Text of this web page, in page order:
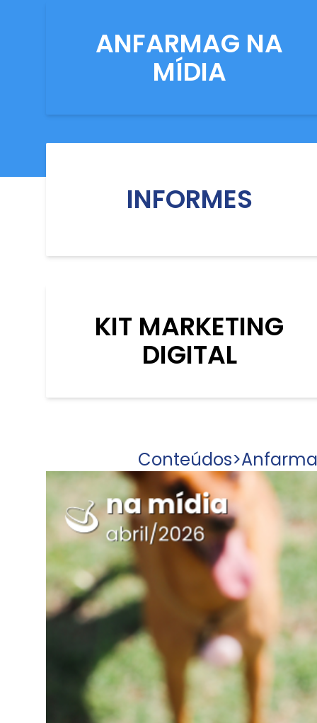
ANFARMAG NA
MÍDIA
INFORMES
KIT MARKETING
DIGITAL
Conteúdos>